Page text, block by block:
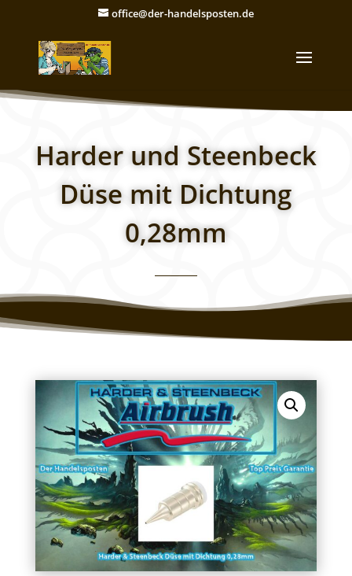
office@der-handelsposten.de
Harder und Steenbeck
Düse mit Dichtung
0,28mm